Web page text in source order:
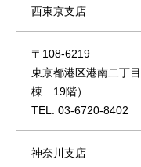
西東京支店
〒108-6219
東京都港区港南二丁
棟 19階）
TEL. 03-6720-8402
神奈川支店